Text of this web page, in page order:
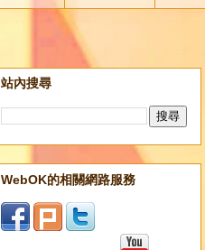
站內搜尋
WebOK的相關網路服務